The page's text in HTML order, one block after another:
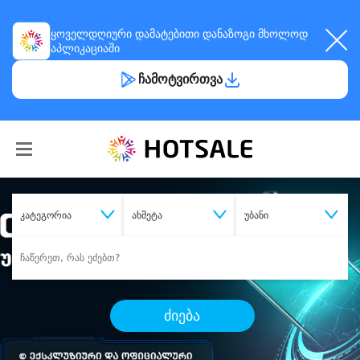
ყოველდღიური დამატებითი დანაზოგი მხოლოდ
აპლიკაციაში
ჩამოტვირთვა
კატეგორია ახმეტა უბანი
ძიება
შეიძინესასურველი მომსახურება